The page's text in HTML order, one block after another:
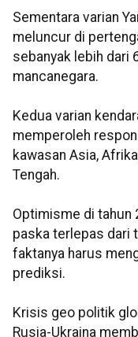
Sementara varian
meluncur di
sebanyak lebih dari
mancanegara.
Kedua varian
memperoleh
kawasan Asia,
Tengah.
Optimisme di tahun
paska terlepas dari
faktanya harus
prediksi.
Krisis geo politik
Rusia-Ukraina